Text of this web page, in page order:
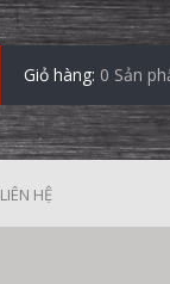
Giỏ hàng: 0 Sản
LIÊN HỆ